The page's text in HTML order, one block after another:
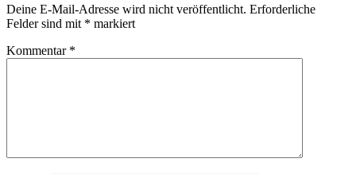
Deine E-Mail-Adresse wird nicht veröffentlicht. Erforderliche
Felder sind mit * markiert
Kommentar *